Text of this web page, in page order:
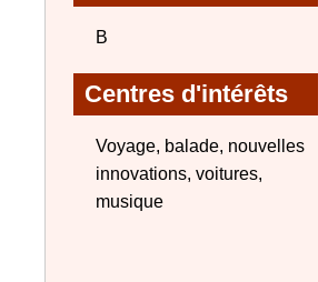
B
Centres d'intérêts
Voyage, balade, nouvelles
innovations, voitures,
musique